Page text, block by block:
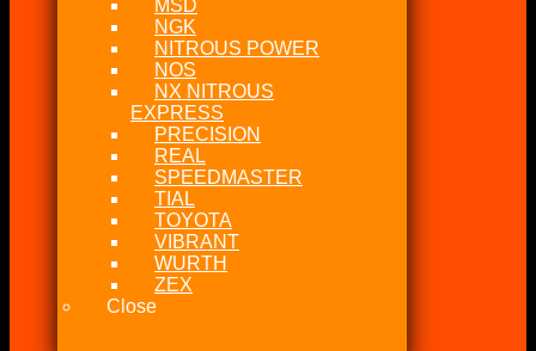
MSD
NGK
NITROUS POWER
NOS
NX NITROUS
EXPRESS
PRECISION
REAL
SPEEDMASTER
TIAL
TOYOTA
VIBRANT
WURTH
ZEX
Close